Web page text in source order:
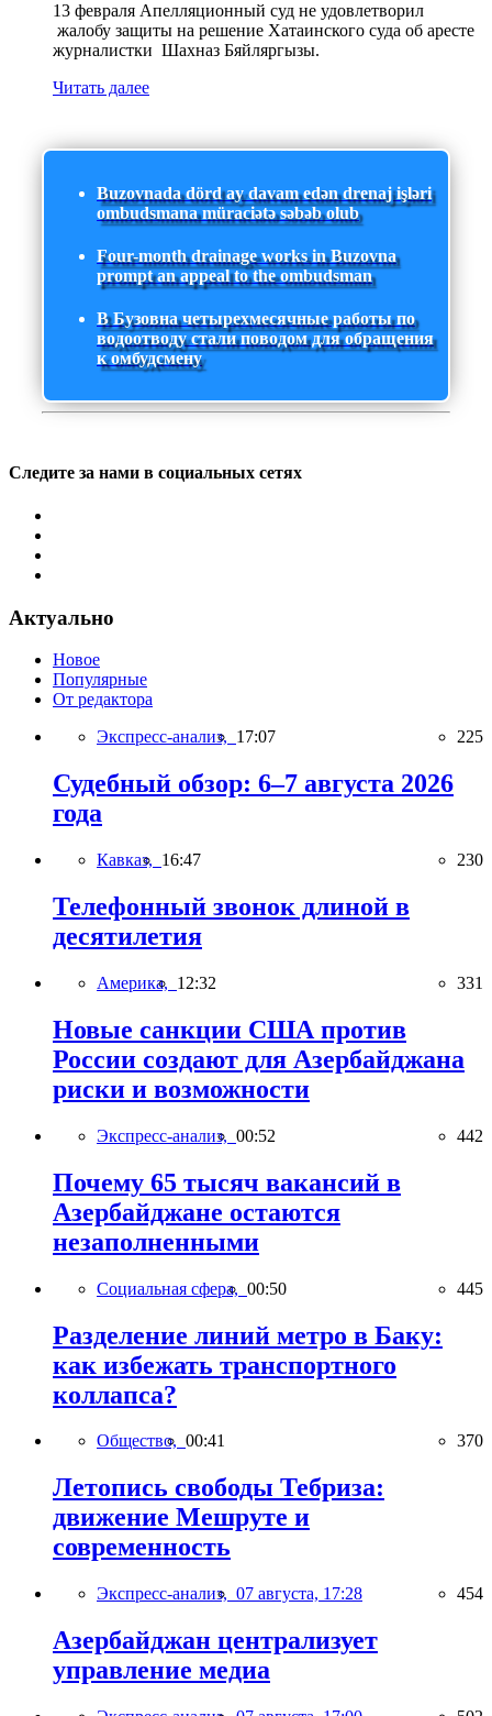
13 февраля Апелляционный суд не удовлетворил
жалобу защиты на решение Хатаинского суда об аресте
журналистки Шахназ Бяйляргызы.
Читать далее
Buzovnada dörd ay davam edən drenaj işləri
ombudsmana müraciətə səbəb olub
Four-month drainage works in Buzovna
prompt an appeal to the ombudsman
В Бузовна четырехмесячные работы по
водоотводу стали поводом для обращения
к омбудсмену
Следите за нами в социальных сетях
Актуально
Новое
Популярные
От редактора
Экспресс-анализ, 17:07 225
Судебный обзор: 6–7 августа 2026
года
Кавказ, 16:47 230
Телефонный звонок длиной в
десятилетия
Америка, 12:32 331
Новые санкции США против
России создают для Азербайджана
риски и возможности
Экспресс-анализ, 00:52 442
Почему 65 тысяч вакансий в
Азербайджане остаются
незаполненными
Социальная сфера, 00:50 445
Разделение линий метро в Баку:
как избежать транспортного
коллапса?
Общество, 00:41 370
Летопись свободы Тебриза:
движение Мешруте и
современность
Экспресс-анализ, 07 августа, 17:28 454
Азербайджан централизует
управление медиа